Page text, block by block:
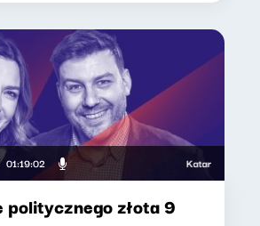
01:19:02 Katarzyna Kasia,
politycznego złota 9